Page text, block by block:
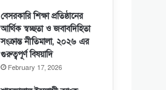
বেসরকারি শিক্ষা প্রতিষ্ঠানের
আর্থিক স্বচ্ছতা ও জবাবদিহিতা
সংক্রান্ত নীতিমালা, ২০২৬ এর
গুরুত্বপূর্ণ বিষয়াদি
February 17, 2026